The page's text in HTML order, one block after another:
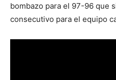
bombazo para el 97-96 que
consecutivo para el equipo